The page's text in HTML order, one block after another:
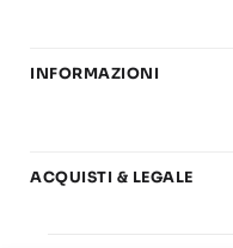
Chitarra
Basi play-along
INFORMAZIONI
Carta del Docente
ACQUISTI & LEGALE